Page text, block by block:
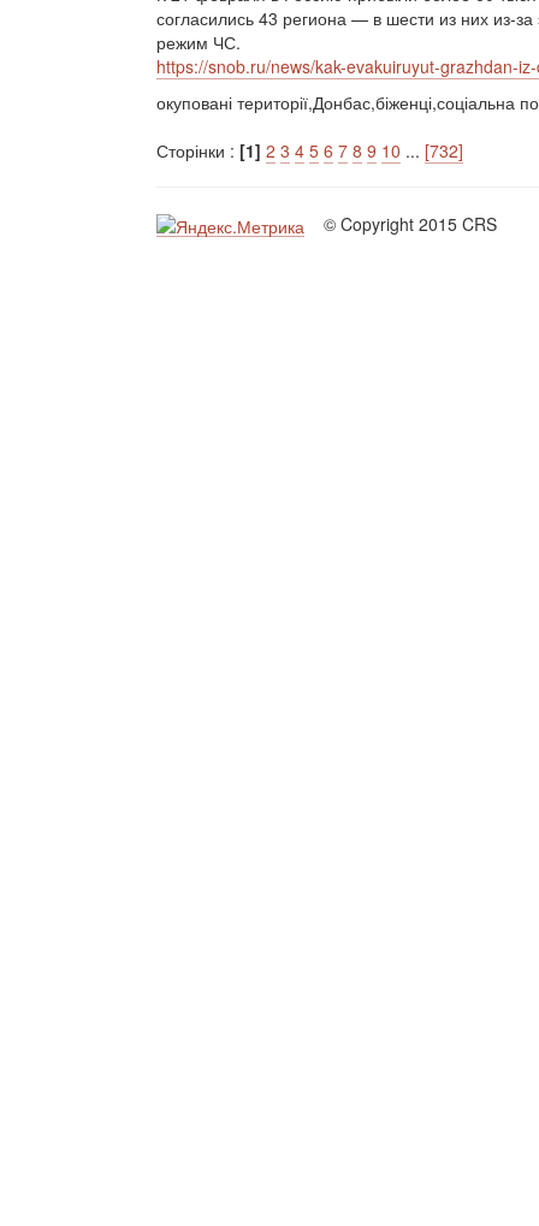
согласились 43 региона — в шести из них из-
режим ЧС.
https://snob.ru/news/kak-evakuiruyut-grazhdan-
окуповані території,Донбас,біженці,соціальна
Сторінки : [1] 2 3 4 5 6 7 8 9 10 ... [732]
© Copyright 2015 CRS